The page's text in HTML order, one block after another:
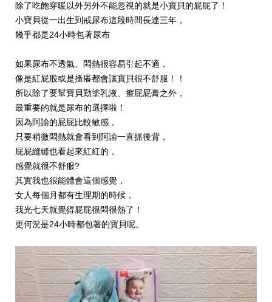
除了吃飽穿暖以外另外不能忽視的就是小寶貝的屁屁了！
小寶貝從一出生到戒尿布這段時間長達三年，
幾乎都是24小時包著尿布
如果尿布不透氣、悶熱很容易引起不適，
像是紅屁股或是搔癢都會讓寶貝很不舒服！！
所以除了要幫寶貝勤塗乳液、擦屁屁膏之外，
最重要的就是尿布的選擇啦！
因為阿諭的屁屁比較敏感，
只要稍微悶熱就會看到阿諭一直抓後背，
屁屁縫縫也看起來紅紅的，
感覺就很不舒服?
其實我也很能體會這個感覺，
女人每個月都有生理期的時候，
我光七天就覺得屁屁很悶很熱了！
更何況是24小時都包著的寶貝呢。